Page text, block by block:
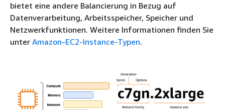
bietet eine andere Balancierung in Bezug auf
Datenverarbeitung, Arbeitsspeicher, Speicher und
Netzwerkfunktionen. Weitere Informationen finden Sie
unter Amazon-EC2-Instance-Typen.